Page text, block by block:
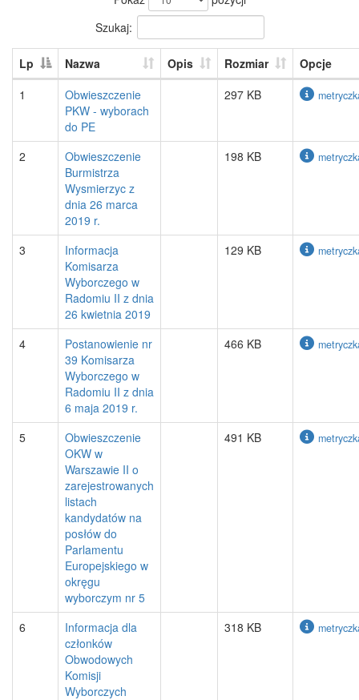
Szukaj:
Lp Nazwa Opis Rozmiar
Opcje
1
Obwieszczenie
PKW - wyborach
do PE
297 KB
2
Obwieszczenie
Burmistrza
Wysmierzyc z
dnia 26 marca
2019 r.
198 KB
3
Informacja
Komisarza
Wyborczego w
Radomiu II z dnia
26 kwietnia 2019
129 KB
4
Postanowienie nr
39 Komisarza
Wyborczego w
Radomiu II z dnia
6 maja 2019 r.
466 KB
5
Obwieszczenie
OKW w
Warszawie II o
zarejestrowanych
listach
kandydatów na
posłów do
Parlamentu
Europejskiego w
okręgu
wyborczym nr 5
491 KB
6
Informacja dla
członków
Obwodowych
Komisji
Wyborczych
318 KB